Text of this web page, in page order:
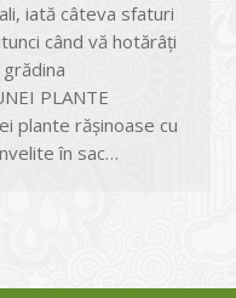
iată câteva sfaturi
când vă hotărâţi
PLANTE
plante răşinoase cu
în sac…